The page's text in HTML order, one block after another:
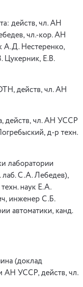
действ, чл. АН
чл.-кор. АН
А.Д. Нестеренко,
Цукерник, Е.В.
действ, чл. АН
действ, чл. АН УССР
д-р техн.
лаборатории
лаб. С.А. Лебедев),
наук Е.А.
инженер С.Б.
автоматики, канд.
(доклад
АН УССР, действ, чл.